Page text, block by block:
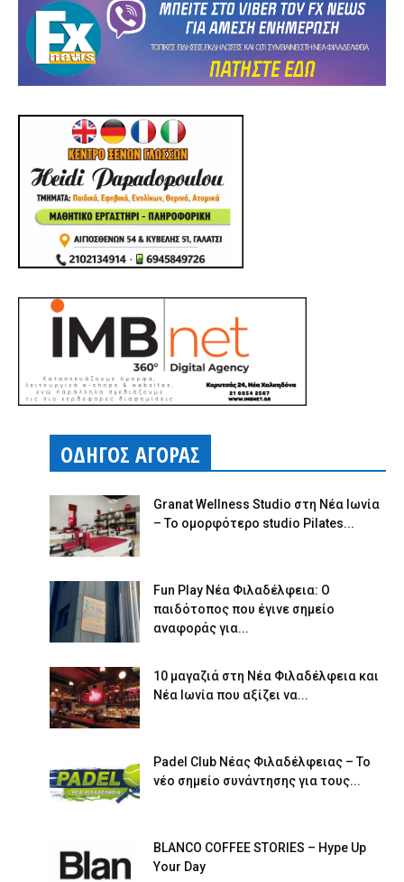
ΟΔΗΓΟΣ ΑΓΟΡΑΣ
Granat Wellness Studio στη Νέα Ιωνία
– Το ομορφότερο studio Pilates...
Fun Play Νέα Φιλαδέλφεια: Ο
παιδότοπος που έγινε σημείο
αναφοράς για...
10 μαγαζιά στη Νέα Φιλαδέλφεια και
Νέα Ιωνία που αξίζει να...
Padel Club Νέας Φιλαδέλφειας – Το
νέο σημείο συνάντησης για τους...
BLANCO COFFEE STORIES – Hype Up
Your Day